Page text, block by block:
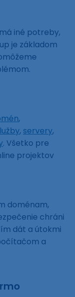
iné potreby,
je základom
,
, servery,
. Všetko pre
projektov
doménam,
chráni
dát a útokmi
a